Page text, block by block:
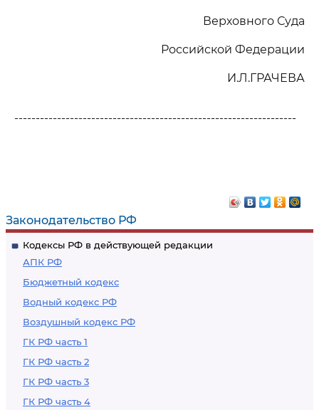
Законодательство РФ
Кодексы РФ в действующей редакции
АПК РФ
Бюджетный кодекс
Водный кодекс РФ
Воздушный кодекс РФ
ГК РФ часть 1
ГК РФ часть 2
ГК РФ часть 3
ГК РФ часть 4
Верховного Суда
Российской Федерации
И.Л.ГРАЧЕВА
------------------------------------------------------------------